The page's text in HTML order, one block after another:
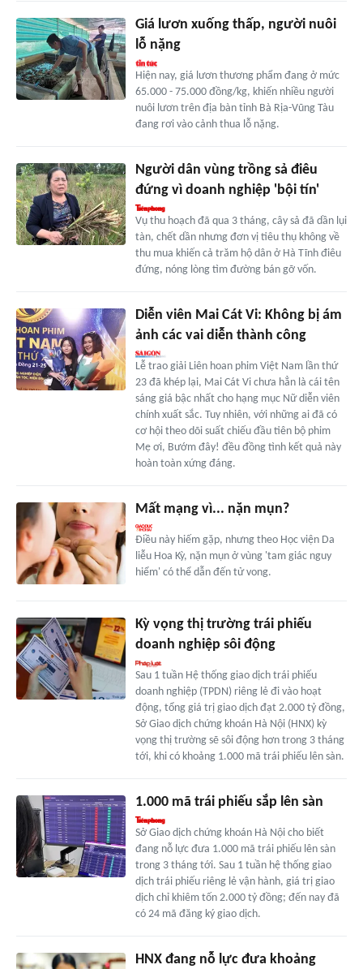
Giá lươn xuống thấp, người nuôi
lỗ nặng
Hiện nay, giá lươn thương phẩm đang ở mức
65.000 - 75.000 đồng/kg, khiến nhiều người
nuôi lươn trên địa bàn tỉnh Bà Rịa-Vũng Tàu
đang rơi vào cảnh thua lỗ nặng.
Người dân vùng trồng sả điêu
đứng vì doanh nghiệp 'bội tín'
Vụ thu hoạch đã qua 3 tháng, cây sả đã dần lụi
tàn, chết dần nhưng đơn vị tiêu thụ không về
thu mua khiến cả trăm hộ dân ở Hà Tĩnh điêu
đứng, nóng lòng tìm đường bán gỡ vốn.
Diễn viên Mai Cát Vi: Không bị ám
ảnh các vai diễn thành công
Lễ trao giải Liên hoan phim Việt Nam lần thứ
23 đã khép lại, Mai Cát Vi chưa hẳn là cái tên
sáng giá bậc nhất cho hạng mục Nữ diễn viên
chính xuất sắc. Tuy nhiên, với những ai đã có
cơ hội theo dõi suất chiếu đầu tiên bộ phim
Mẹ ơi, Bướm đây! đều đồng tình kết quả này
hoàn toàn xứng đáng.
Mất mạng vì... nặn mụn?
Điều này hiếm gặp, nhưng theo Học viện Da
liễu Hoa Kỳ, nặn mụn ở vùng 'tam giác nguy
hiểm' có thể dẫn đến tử vong.
Kỳ vọng thị trường trái phiếu
doanh nghiệp sôi động
Sau 1 tuần Hệ thống giao dịch trái phiếu
doanh nghiệp (TPDN) riêng lẻ đi vào hoạt
động, tổng giá trị giao dịch đạt 2.000 tỷ đồng,
Sở Giao dịch chứng khoán Hà Nội (HNX) kỳ
vọng thị trường sẽ sôi động hơn trong 3 tháng
tới, khi có khoảng 1.000 mã trái phiếu lên sàn.
1.000 mã trái phiếu sắp lên sàn
Sở Giao dịch chứng khoán Hà Nội cho biết
đang nỗ lực đưa 1.000 mã trái phiếu lên sàn
trong 3 tháng tới. Sau 1 tuần hệ thống giao
dịch trái phiếu riêng lẻ vận hành, giá trị giao
dịch chỉ khiêm tốn 2.000 tỷ đồng; đến nay đã
có 24 mã đăng ký giao dịch.
HNX đang nỗ lực đưa khoảng